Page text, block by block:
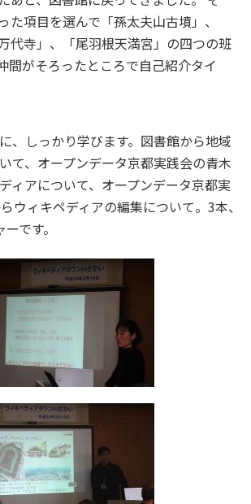
た項目を選んで「孫太夫山古墳」、
代寺」、「尾羽根天満宮」の四つの班
間がそろったところで自己紹介タイ
、しっかり学びます。図書館から地域
て、オープンデータ京都実践会の青木
ィアについて、オープンデータ京都実
ウィキペディアの編集について。3本、
です。